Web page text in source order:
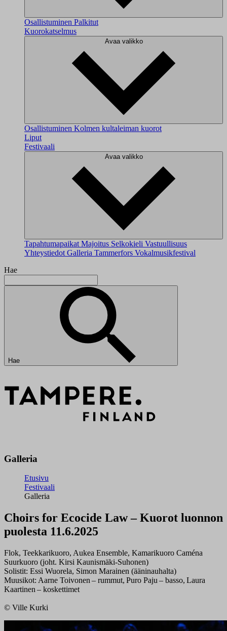
Osallistuminen Palkitut
Kuorokatselmus
Avaa valikko
Osallistuminen Kolmen kultaleiman kuorot
Liput
Festivaali
Avaa valikko
Tapahtumapaikat Majoitus Selkokieli Vastuullisuus
Yhteystiedot Galleria Tammerfors Vokalmusikfestival
Hae
Hae
Galleria
Etusivu
Festivaali
Galleria
Choirs for Ecocide Law – Kuorot luonnon
puolesta 11.6.2025
Flok, Teekkarikuoro, Aukea Ensemble, Kamarikuoro Caména
Suurkuoro (joht. Kirsi Kaunismäki-Suhonen)
Solistit: Essi Wuorela, Simon Marainen (ääninauhalta)
Muusikot: Aarne Toivonen – rummut, Puro Paju – basso, Laura
Kaartinen – koskettimet
© Ville Kurki